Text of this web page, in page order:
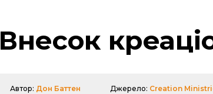
Внесок
Автор: Дон Баттен Джерело: Creation